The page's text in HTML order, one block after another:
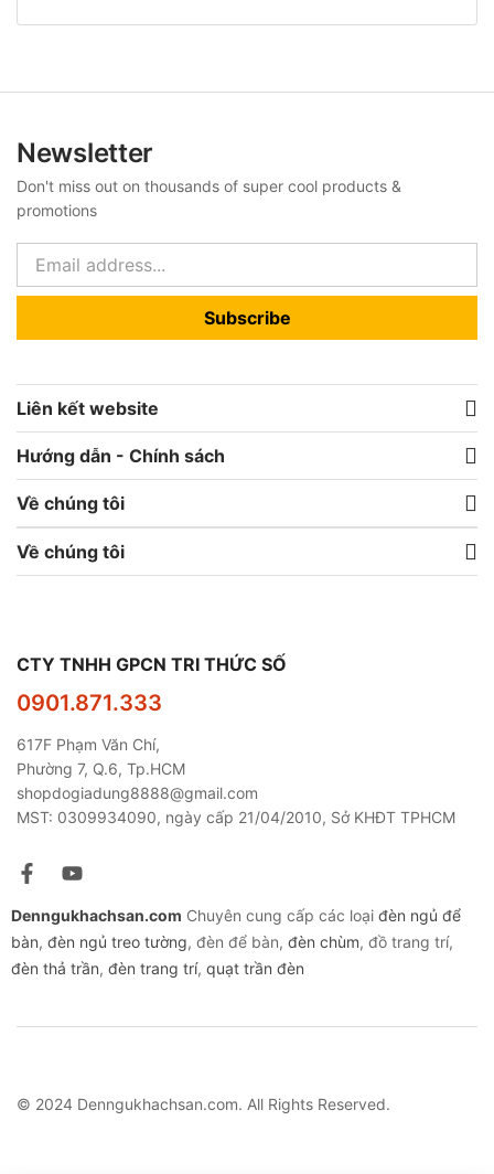
Newsletter
Don't miss out on thousands of super cool products &
promotions
Subscribe
Liên kết website
Hướng dẫn - Chính sách
Về chúng tôi
Về chúng tôi
CTY TNHH GPCN TRI THỨC SỐ
0901.871.333
617F Phạm Văn Chí,
Phường 7, Q.6, Tp.HCM
shopdogiadung8888@gmail.com
MST: 0309934090, ngày cấp 21/04/2010, Sở KHĐT TPHCM
Denngukhachsan.com Chuyên cung cấp các loại đèn ngủ để
bàn, đèn ngủ treo tường, đèn để bàn, đèn chùm, đồ trang trí,
đèn thả trần, đèn trang trí, quạt trần đèn
© 2024 Denngukhachsan.com. All Rights Reserved.